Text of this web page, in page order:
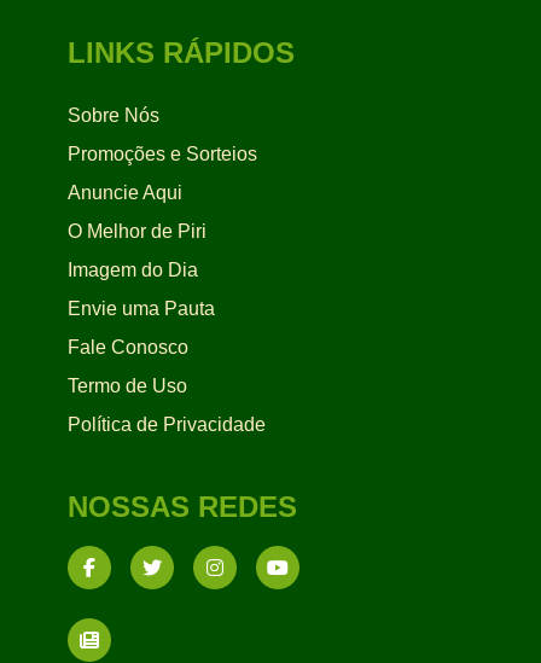
LINKS RÁPIDOS
Sobre Nós
Promoções e Sorteios
Anuncie Aqui
O Melhor de Piri
Imagem do Dia
Envie uma Pauta
Fale Conosco
Termo de Uso
Política de Privacidade
NOSSAS REDES